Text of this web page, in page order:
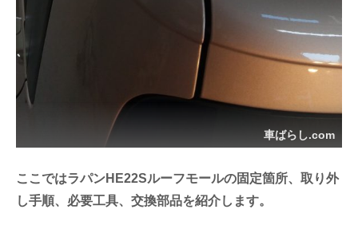
車ばらし.com
ここではラパンHE22Sルーフモールの固定箇所、取り外
し手順、必要工具、交換部品を紹介します。